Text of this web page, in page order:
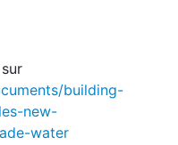
building-
new-
water